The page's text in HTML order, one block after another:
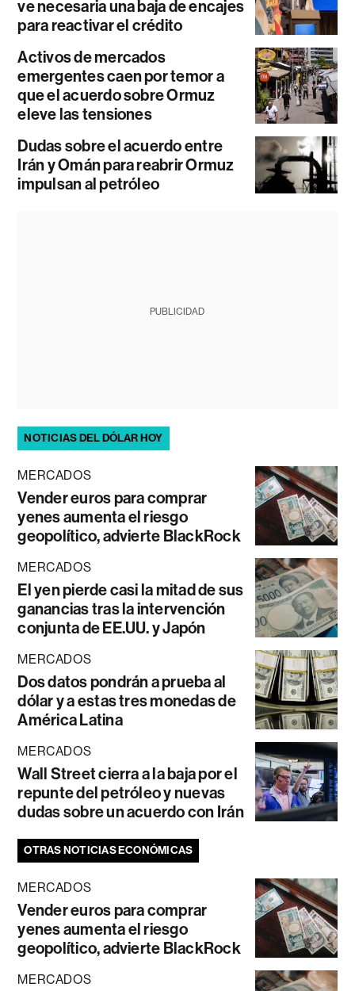
ve necesaria una baja de encajes
para reactivar el crédito
Activos de mercados
emergentes caen por temor a
que el acuerdo sobre Ormuz
eleve las tensiones
Dudas sobre el acuerdo entre
Irán y Omán para reabrir Ormuz
impulsan al petróleo
PUBLICIDAD
NOTICIAS DEL DÓLAR HOY
MERCADOS
Vender euros para comprar
yenes aumenta el riesgo
geopolítico, advierte BlackRock
MERCADOS
El yen pierde casi la mitad de sus
ganancias tras la intervención
conjunta de EE.UU. y Japón
MERCADOS
Dos datos pondrán a prueba al
dólar y a estas tres monedas de
América Latina
MERCADOS
Wall Street cierra a la baja por el
repunte del petróleo y nuevas
dudas sobre un acuerdo con Irán
OTRAS NOTICIAS ECONÓMICAS
MERCADOS
Vender euros para comprar
yenes aumenta el riesgo
geopolítico, advierte BlackRock
MERCADOS